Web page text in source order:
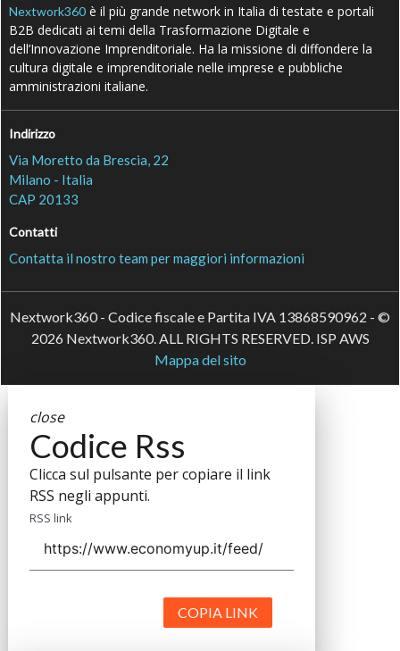
Nextwork360 è il più grande network in Italia di testate e portali
B2B dedicati ai temi della Trasformazione Digitale e
dell’Innovazione Imprenditoriale. Ha la missione di diffondere la
cultura digitale e imprenditoriale nelle imprese e pubbliche
amministrazioni italiane.
Indirizzo
Via Moretto da Brescia, 22
Milano - Italia
CAP 20133
Contatti
Contatta il nostro team per maggiori informazioni
Nextwork360 - Codice fiscale e Partita IVA 13868590962 - ©
2026 Nextwork360. ALL RIGHTS RESERVED. ISP AWS
Mappa del sito
close
Codice Rss
Clicca sul pulsante per copiare il link
RSS negli appunti.
RSS link
COPIA LINK